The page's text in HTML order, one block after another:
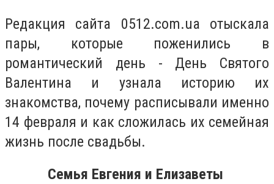
Редакция сайта 0512.com.ua отыскала
пары, которые поженились в
романтический день - День Святого
Валентина и узнала историю их
знакомства, почему расписывали именно
14 февраля и как сложилась их семейная
жизнь после свадьбы.
Семья Евгения и Елизаветы